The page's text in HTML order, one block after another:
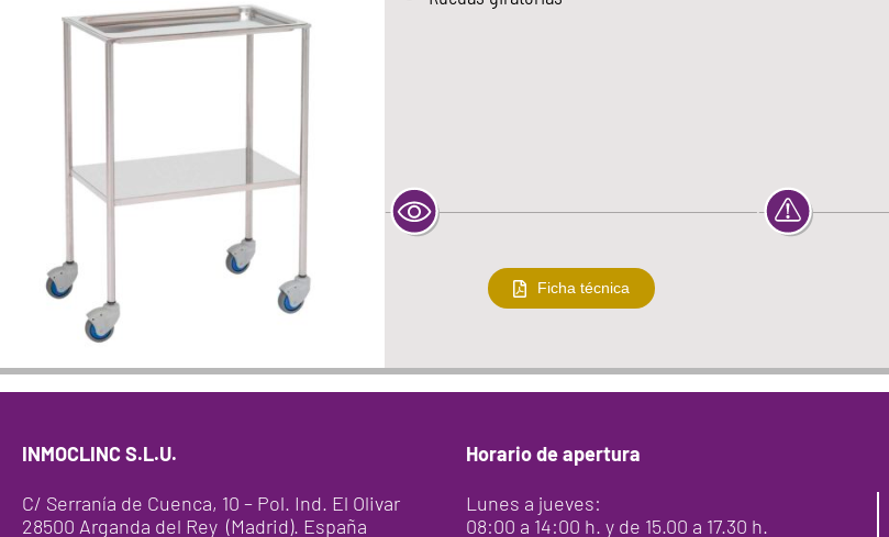
Ficha técnica
INMOCLINC S.L.U.
C/ Serranía de Cuenca, 10 – Pol. Ind. El Olivar
28500 Arganda del Rey (Madrid). España
Horario de apertura
Lunes a jueves:
08:00 a 14:00 h. y de 15.00 a 17.30 h.